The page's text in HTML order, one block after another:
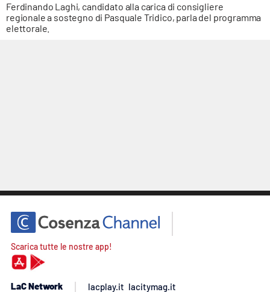
Ferdinando Laghi, candidato alla carica di consigliere
regionale a sostegno di Pasquale Tridico, parla del programma
elettorale.
Scarica tutte le nostre app!
LaC Network lacplay.it lacitymag.it